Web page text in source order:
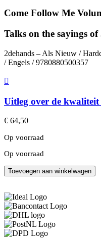
Come Follow Me
Talks on the sayings of
2dehands – Als Nieuw /
/ Engels / 9780880500357
Uitleg over de
€ 64,50
Op voorraad
Op voorraad
Come
Follow
Volume
2
aantal
Toevoegen aan winkelwagen